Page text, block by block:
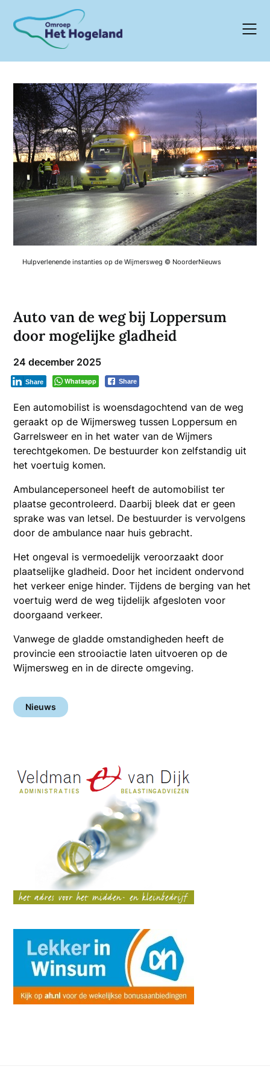
content
Hulpverlenende instanties op de Wijmersweg © NoorderNieuws
Auto van de weg bij Loppersum
door mogelijke gladheid
24 december 2025
Whatsapp Share
Share
Een automobilist is woensdagochtend van de weg
geraakt op de Wijmersweg tussen Loppersum en
Garrelsweer en in het water van de Wijmers
terechtgekomen. De bestuurder kon zelfstandig uit
het voertuig komen.
Ambulancepersoneel heeft de automobilist ter
plaatse gecontroleerd. Daarbij bleek dat er geen
sprake was van letsel. De bestuurder is vervolgens
door de ambulance naar huis gebracht.
Het ongeval is vermoedelijk veroorzaakt door
plaatselijke gladheid. Door het incident ondervond
het verkeer enige hinder. Tijdens de berging van het
voertuig werd de weg tijdelijk afgesloten voor
doorgaand verkeer.
Vanwege de gladde omstandigheden heeft de
provincie een strooiactie laten uitvoeren op de
Wijmersweg en in de directe omgeving.
Nieuws